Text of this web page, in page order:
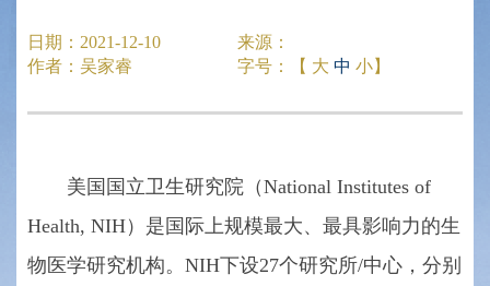
日期： 2021-12-10
来源：
作者： 吴家睿 字号：【 大 中 小】
美国国立卫生研究院（National Institutes of
Health, NIH）是国际上规模最大、最具影响力的生
物医学研究机构。NIH下设27个研究所/中心，分别